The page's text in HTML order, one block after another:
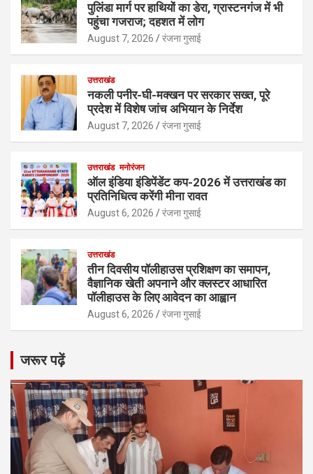
पुलिंडा मार्ग पर हाथियों का डेरा, ग्रास्टनगंज में भी
पहुंचा गजराज; दहशत में लोग
August 7, 2026 रंजना गुसाई
उत्तराखंड
नकली पनीर-घी-मक्खन पर सरकार सख्त, पूरे
प्रदेश में विशेष जांच अभियान के निर्देश
August 7, 2026 रंजना गुसाई
उत्तराखंड मनोरंजन
ऑल इंडिया इंडिपेंडेंट कप-2026 में उत्तराखंड का
प्रतिनिधित्व करेंगी मीना रावत
August 6, 2026 रंजना गुसाई
उत्तराखंड
तीन दिवसीय पॉलीहाउस प्रशिक्षण का समापन,
वैज्ञानिक खेती अपनाने और क्लस्टर आधारित
पॉलीहाउस के लिए आवेदन का आह्वान
August 6, 2026 रंजना गुसाई
जरूर पढ़ें